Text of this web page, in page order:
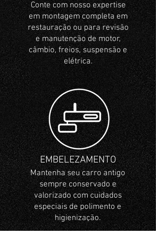
Conte com nosso expertise
em montagem completa em
restauração ou para revisão
e manutenção de motor,
câmbio, freios, suspensão e
elétrica.
EMBELEZAMENTO
Mantenha seu carro antigo
sempre conservado e
valorizado com cuidados
especiais de polimento e
higienização.